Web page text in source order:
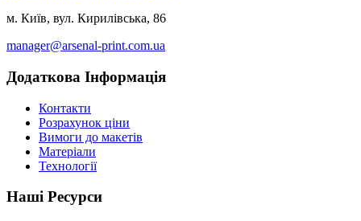
м. Київ, вул. Кирилівська, 86
manager@arsenal-print.com.ua
Додаткова Інформація
Контакти
Розрахунок ціни
Вимоги до макетів
Матеріали
Технології
Наші Ресурси